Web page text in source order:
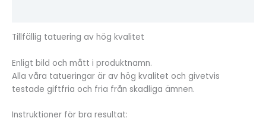
Tillfällig tatuering av hög kvalitet
Enligt bild och mått i produktnamn.
Alla våra tatueringar är av hög kvalitet och givetvis
testade giftfria och fria från skadliga ämnen.
Instruktioner för bra resultat: